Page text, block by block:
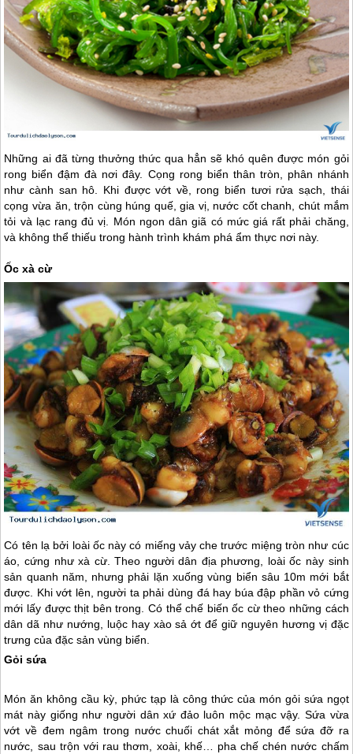
Những ai đã từng thưởng thức qua hẳn sẽ khó quên được món gỏi
rong biển đậm đà nơi đây. Cọng rong biển thân tròn, phân nhánh
như cành san hô. Khi được vớt về, rong biển tươi rửa sạch, thái
cọng vừa ăn, trộn cùng húng quế, gia vị, nước cốt chanh, chút mắm
tỏi và lạc rang đủ vị. Món ngon dân giã có mức giá rất phải chăng,
và không thể thiếu trong hành trình khám phá ẩm thực nơi này.
Ốc xà cừ
Có tên lạ bởi loài ốc này có miếng vảy che trước miệng tròn như cúc
áo, cứng như xà cừ. Theo người dân địa phương, loài ốc này sinh
sản quanh năm, nhưng phải lặn xuống vùng biển sâu 10m mới bắt
được. Khi vớt lên, người ta phải dùng đá hay búa đập phần vỏ cứng
mới lấy được thịt bên trong. Có thể chế biến ốc cừ theo những cách
dân dã như nướng, luộc hay xào sả ớt để giữ nguyên hương vị đặc
trưng của đặc sản vùng biển.
Gỏi sứa